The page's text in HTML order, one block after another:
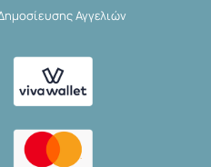
Αγγελιών